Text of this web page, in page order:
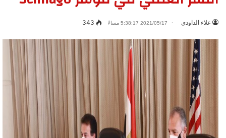
علاء الداودى 2021/05/17 5:38:17 مساءً 343